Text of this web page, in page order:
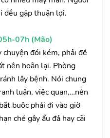
đều gặp thuận lợi.
07h (Mão)
chuyện đói kém, phải đề
nên hoãn lại. Phòng
lây bệnh. Nói chung
luận, việc quan,…nên
buộc phải đi vào giờ
ché gây ẩu đả hay cãi